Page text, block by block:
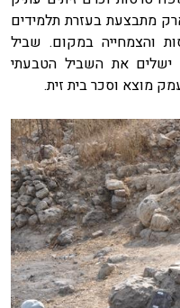
מתבצעת בעזרת תלמידים
והצמחייה במקום. שביל
ישלים את השביל הטבעתי
מוצא וסכר בית זית.